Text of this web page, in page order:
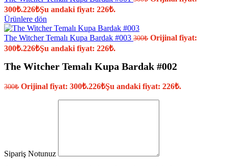
300₺.226₺Şu andaki fiyat: 226₺.
Ürünlere dön
The Witcher Temalı Kupa Bardak #003 300₺ Orijinal fiyat:
300₺.226₺Şu andaki fiyat: 226₺.
The Witcher Temalı Kupa Bardak #002
300₺ Orijinal fiyat: 300₺.226₺Şu andaki fiyat: 226₺.
Sipariş Notunuz